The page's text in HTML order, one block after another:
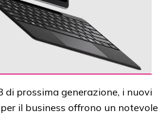
di prossima generazione, i nuovi
il business offrono un notevole